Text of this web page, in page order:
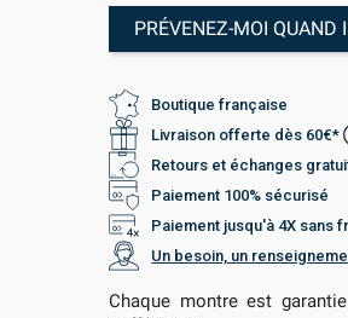
PRÉVENEZ-MOI QUAND
Boutique française
Livraison offerte dès 60€*
Retours et échanges
Paiement 100% sécurisé
Paiement jusqu'à 4X sans
Un besoin, un
Chaque montre est